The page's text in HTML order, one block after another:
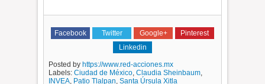
Facebook Twitter Google+
Pinterest
Linkedin
Posted by https://www.red-acciones.mx
Labels:Ciudad de México,Claudia Sheinbaum,
INVEA, Patio Tlalpan,Santa Úrsula Xitla